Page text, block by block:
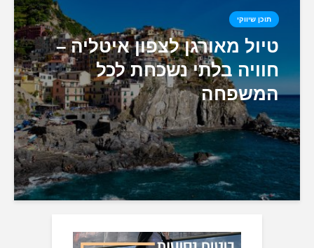
תוכן שיווקי
טיול מאורגן לצפון איטליה –
חוויה בלתי נשכחת לכל
המשפחה